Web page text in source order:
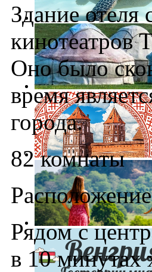
Здание отеля
кинотеатров
Оно было
время
города.
82 комнаты
Расположение
Рядом с
в 10 минутах